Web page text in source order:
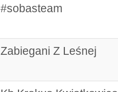
#sobasteam
Zabiegani Z Leśnej